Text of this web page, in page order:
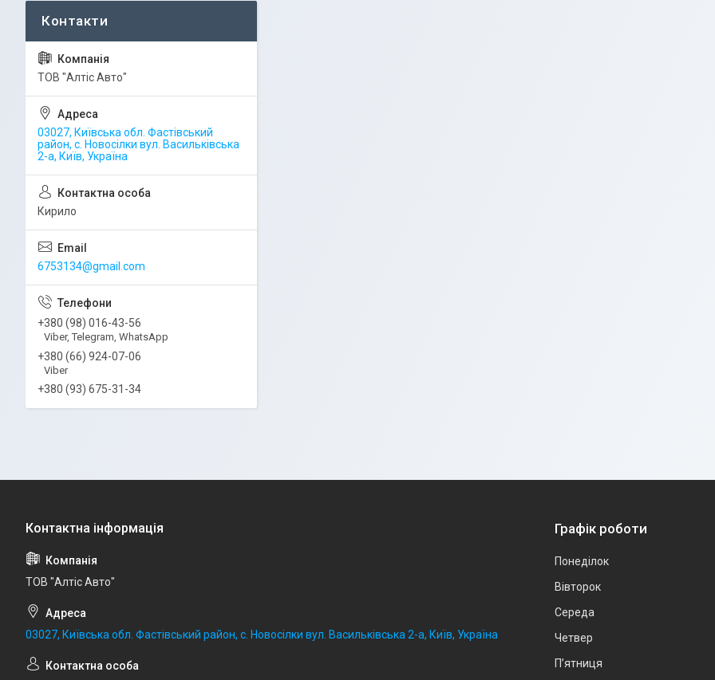
ТОВ "Алтіс Авто"
03027, Київська обл. Фастівський
район, с. Новосілки вул. Васильківська
2-а, Київ, Україна
Кирило
6753134@gmail.com
+380 (98) 016-43-56
Viber, Telegram, WhatsApp
+380 (66) 924-07-06
Viber
+380 (93) 675-31-34
ТОВ "Алтіс Авто"
03027, Київська обл. Фастівський район, с. Новосілки вул. Васильківська 2-а, Київ, Україна
Графік роботи
Понеділок
Вівторок
Середа
Четвер
Пʼятниця